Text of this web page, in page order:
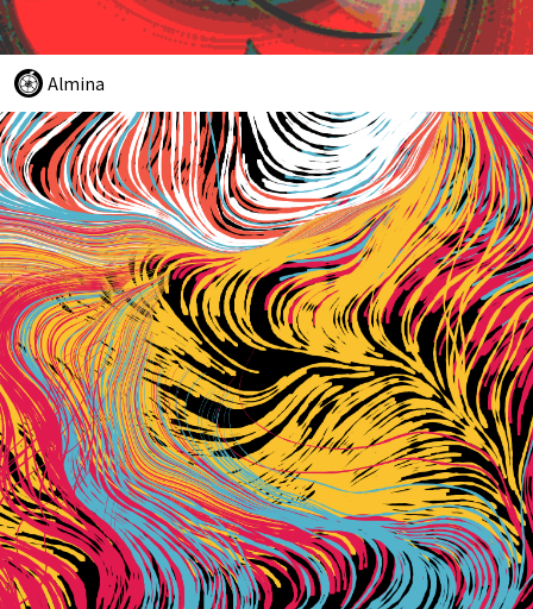
Almina